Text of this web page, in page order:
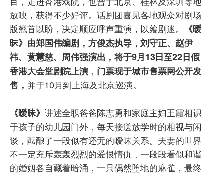
放映，获得不少好评。话剧团喜见各地观众对剧场
版翘首以盼，决定顺应呼声重演，以飨剧迷。
《暧
昧》由郑国伟编剧，方俊杰执导，刘守正、赵伊
祎、黄慧慈、周伟强演出，将于9月13日至22日假
香港大会堂剧院上演，门票现于城市售票网公开发
售 ， 并于10月到上海及北京巡演。
《暧昧》 讲述全职爸爸陈志勇和家庭主妇王霞相识
于孩子的幼儿园门外，每天接送放学时的相视与闲
谈，酝酿了一段似有还无的暧昧关系。夫妻的世界
不一定充斥轰轰烈烈的爱恨情仇，一段段看似和谐
的婚姻各自藏着暗涌，一只偶然堕地的麻雀，最终